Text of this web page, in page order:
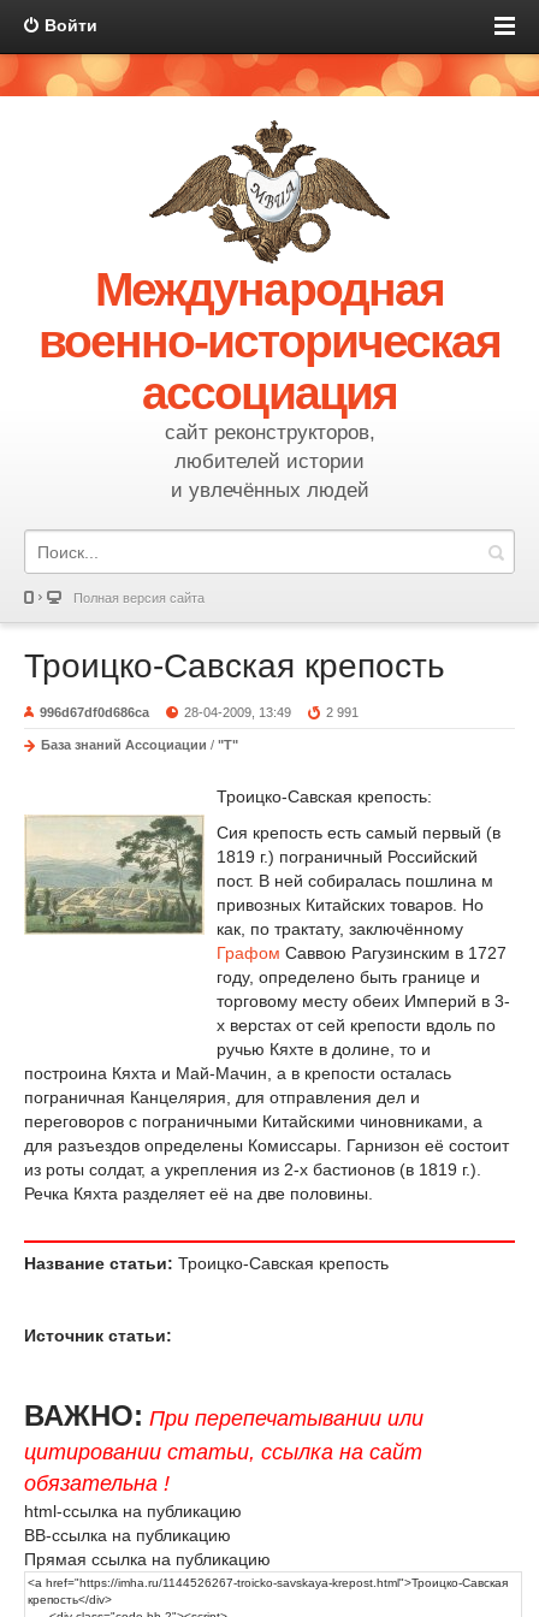
Войти
Международная
военно-историческая
ассоциация
сайт реконструкторов,
любителей истории
и увлечённых людей
Полная версия сайта
Троицко-Савская крепость
996d67df0d686ca 28-04-2009, 13:49 2 991
База знаний Ассоциации / "Т"
Троицко-Савская крепость:
Сия крепость есть самый первый (в
1819 г.) пограничный Российский
пост. В ней собиралась пошлина м
привозных Китайских товаров. Но
как, по трактату, заключённому
Графом Саввою Рагузинским в 1727
году, определено быть границе и
торговому месту обеих Империй в 3-
х верстах от сей крепости вдоль по
ручью Кяхте в долине, то и
построина Кяхта и Май-Мачин, а в крепости осталась
пограничная Канцелярия, для отправления дел и
переговоров с пограничными Китайскими чиновниками, а
для разъездов определены Комиссары. Гарнизон её состоит
из роты солдат, а укрепления из 2-х бастионов (в 1819 г.).
Речка Кяхта разделяет её на две половины.
Название статьи: Троицко-Савская крепость
Источник статьи:
ВАЖНО: При перепечатывании или
цитировании статьи, ссылка на сайт
обязательна !
html-ссылка на публикацию
BB-ссылка на публикацию
Прямая ссылка на публикацию